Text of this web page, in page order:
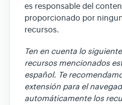
es responsable del
proporcionado por
recursos.
Ten en cuenta lo
recursos mencionados
español. Te
extensión para el
automáticamente los